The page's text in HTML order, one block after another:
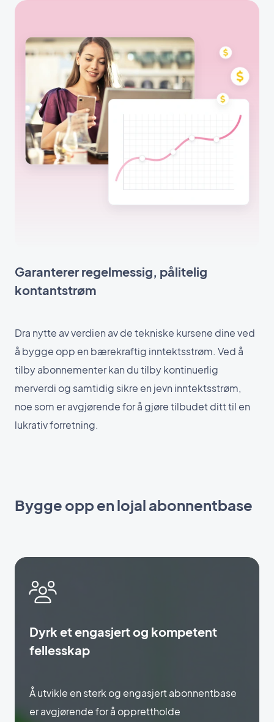
Garanterer regelmessig, pålitelig
kontantstrøm
Dra nytte av verdien av de tekniske kursene dine ved
å bygge opp en bærekraftig inntektsstrøm. Ved å
tilby abonnementer kan du tilby kontinuerlig
merverdi og samtidig sikre en jevn inntektsstrøm,
noe som er avgjørende for å gjøre tilbudet ditt til en
lukrativ forretning.
Bygge opp en lojal abonnentbase
Dyrk et engasjert og kompetent
fellesskap
Å utvikle en sterk og engasjert abonnentbase
er avgjørende for å opprettholde